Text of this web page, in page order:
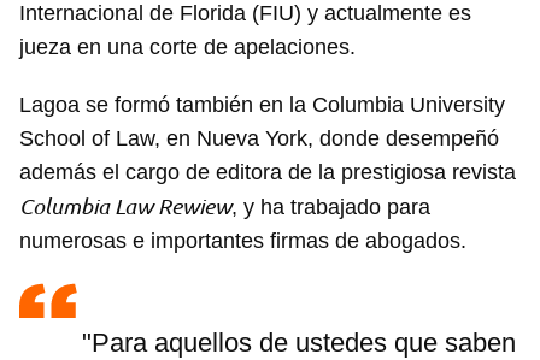
Internacional de Florida (FIU) y actualmente es
jueza en una corte de apelaciones.
Lagoa se formó también en la Columbia University
School of Law, en Nueva York, donde desempeñó
además el cargo de editora de la prestigiosa revista
Columbia Law Rewiew, y ha trabajado para
numerosas e importantes firmas de abogados.
"Para aquellos de ustedes que saben